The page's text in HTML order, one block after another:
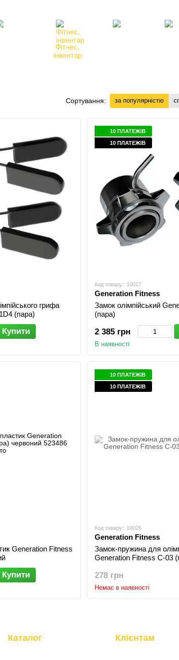
Фітнес,
інвентар
Сортування: за популярністю
грифа
(пара)
Купити
10 ПЛАТЕЖІВ
10 ПЛАТЕЖІВ
Код товару:: 10027
Generation Fitness
Замок олімпійський
(пара)
2 385 грн
В наявності
Generation Fitness
Купити
10 ПЛАТЕЖІВ
10 ПЛАТЕЖІВ
Код товару:: 10025
Generation Fitness
Замок-пружина для
Generation Fitness C-03
278 грн
Немає в наявності
Каталог Клієнтам